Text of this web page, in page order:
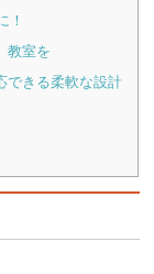
！
教室を
できる柔軟な設計